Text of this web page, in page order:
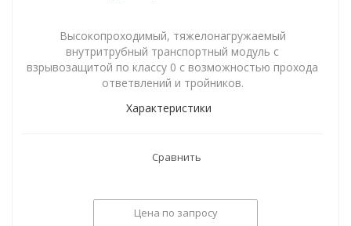
Высокопроходимый, тяжелонагружаемый
внутритрубный транспортный модуль с
взрывозащитой по классу 0 с возможностью прохода
ответвлений и тройников.
Характеристики
Сравнить
Цена по запросу